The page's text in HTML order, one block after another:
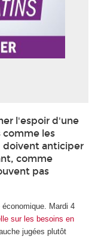
l'espoir d'une
comme les
doivent anticiper
comme
pas
économique. Mardi 4
sur les besoins en
jugées plutôt